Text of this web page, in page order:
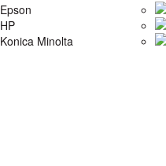
Epson
HP
Konica Minolta